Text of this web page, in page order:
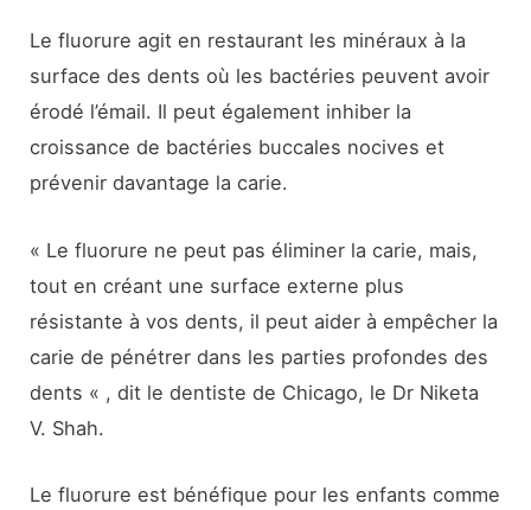
Le fluorure agit en restaurant les minéraux à la
surface des dents où les bactéries peuvent avoir
érodé l’émail. Il peut également inhiber la
croissance de bactéries buccales nocives et
prévenir davantage la carie.
« Le fluorure ne peut pas éliminer la carie, mais,
tout en créant une surface externe plus
résistante à vos dents, il peut aider à empêcher la
carie de pénétrer dans les parties profondes des
dents « , dit le dentiste de Chicago, le Dr Niketa
V. Shah.
Le fluorure est bénéfique pour les enfants comme